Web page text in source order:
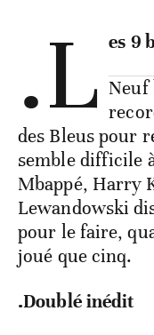
.L es 9
Neuf
des Bleus pour
semble difficile
Mbappé, Harry
Lewandowski
pour le faire,
joué que cinq.
.Doublé inédit